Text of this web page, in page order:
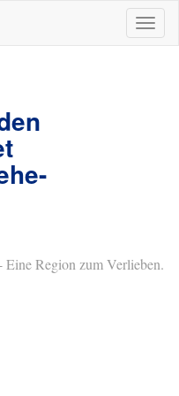
ein-/
Eine Region zum Verlieben.